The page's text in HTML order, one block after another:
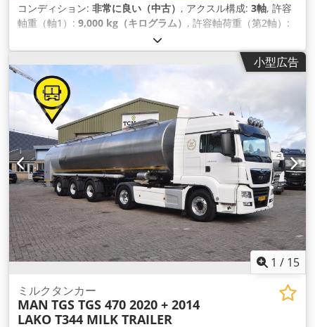
コンディション: 非常に良い（中古） , アクスル構成: 3軸, 許容
軸重（軸1）: 9,000 kg（キログラム） , 許容軸荷重（第2軸）:
, 許容軸荷重（軸3）:
グラム）, 初回登録:07/2015, 荷室長:11,150 mm, 荷室幅:
2,550 mm, 荷室高:3,800 mm , 積載スペース容量:39 m³, 全
長:11,590 mm 2,550 mm , サスペンション:
イヤサイズ:
385/65 R22,5, ホイールベース:
2015, 装備: ABS（アンチロック・ブレーキ・システム）
小型広告
1 / 15
ミルクタンカー
MAN TGS TGS 470 2020 + 2014
LAKO T344 MILK TRAILER